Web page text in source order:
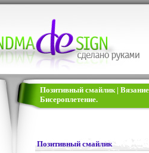
Позитивный смайлик |
Бисероплетение.
Позитивный смайлик